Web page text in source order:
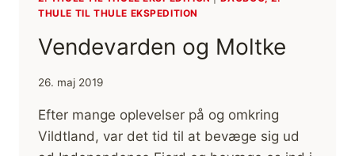
THULE TIL THULE EKSPEDITION
Vendevarden og Moltke
26. maj 2019
Efter mange oplevelser på og omkring
Vildtland, var det tid til at bevæge sig ud